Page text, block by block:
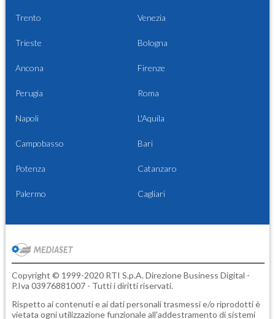
Trento Venezia
Trieste Bologna
Ancona Firenze
Perugia Roma
Napoli L'Aquila
Campobasso Bari
Potenza Catanzaro
Palermo Cagliari
Copyright © 1999-2020 RTI S.p.A. Direzione Business Digital -
P.Iva 03976881007 - Tutti i diritti riservati.
Rispetto ai contenuti e ai dati personali trasmessi e/o riprodotti è
vietata ogni utilizzazione funzionale all'addestramento di sistemi